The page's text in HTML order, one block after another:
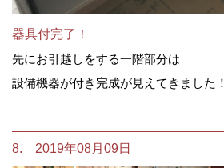
器具付完了！
先にお引越しをする一階部分は
設備機器が付き完成が見えてきました！
8. 2019年08月09日